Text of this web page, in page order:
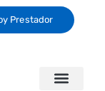
Prestador